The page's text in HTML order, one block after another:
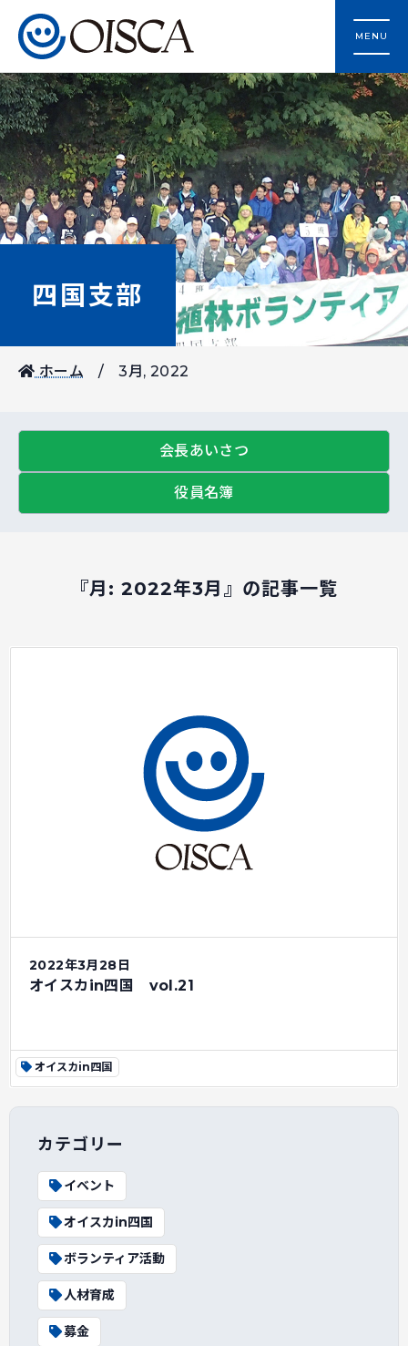
MENU
四国支部
ホーム 3月, 2022
会長あいさつ
役員名簿
『月: 2022年3月 』の記事一覧
2022年3月28日
オイスカin四国 vol.21
オイスカin四国
カテゴリー
イベント
オイスカin四国
ボランティア活動
人材育成
募金